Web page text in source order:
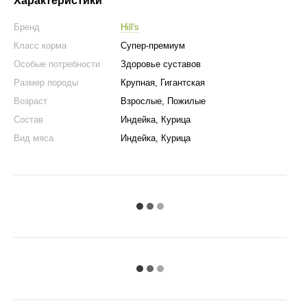
Бренд
Hill's
Класс корма
Супер-премиум
Особые потребности
Здоровье суставов
Размер породы
Крупная, Гигантская
Возраст
Взрослые, Пожилые
Состав
Индейка, Курица
Вид мяса
Индейка, Курица